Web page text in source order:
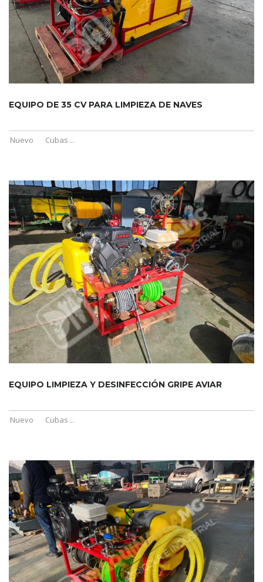
EQUIPO DE 35 CV PARA LIMPIEZA DE NAVES
Nuevo Cubas ...
EQUIPO LIMPIEZA Y DESINFECCIÓN GRIPE AVIAR
Nuevo Cubas ...